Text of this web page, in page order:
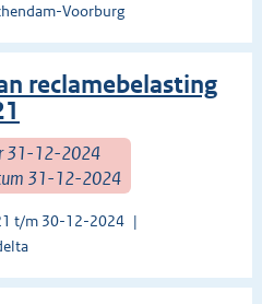
Voorburg
reclamebelasting
31-12-2024
31-12-2024
t/m 30-12-2024